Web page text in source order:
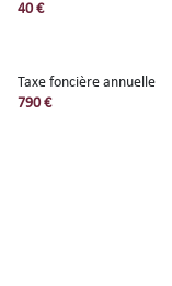
40 €
Taxe foncière annuelle
790 €